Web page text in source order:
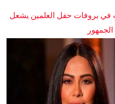
في بروفات حفل العلمين يشعل